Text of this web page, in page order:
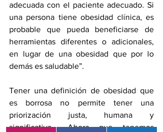
adecuada con el paciente adecuado. Si
una persona tiene obesidad clínica, es
probable que pueda beneficiarse de
herramientas diferentes o adicionales,
en lugar de una obesidad que por lo
demás es saludable”.
Tener una definición de obesidad que
es borrosa no permite tener una
priorización justa, humana y
significativa... Ahora que tenemos